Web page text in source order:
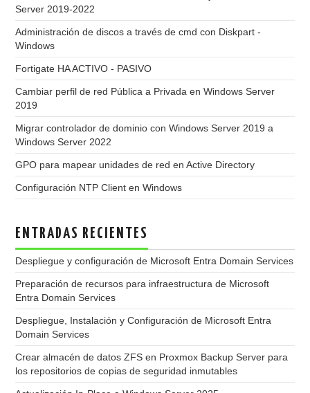
Server 2019-2022
Administración de discos a través de cmd con Diskpart -
Windows
Fortigate HA ACTIVO - PASIVO
Cambiar perfil de red Pública a Privada en Windows Server
2019
Migrar controlador de dominio con Windows Server 2019 a
Windows Server 2022
GPO para mapear unidades de red en Active Directory
Configuración NTP Client en Windows
ENTRADAS RECIENTES
Despliegue y configuración de Microsoft Entra Domain Services
Preparación de recursos para infraestructura de Microsoft
Entra Domain Services
Despliegue, Instalación y Configuración de Microsoft Entra
Domain Services
Crear almacén de datos ZFS en Proxmox Backup Server para
los repositorios de copias de seguridad inmutables